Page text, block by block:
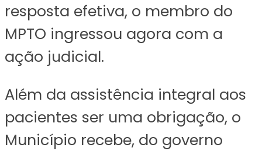
resposta efetiva, o membro do
MPTO ingressou agora com a
ação judicial.
Além da assistência integral aos
pacientes ser uma obrigação, o
Município recebe, do governo